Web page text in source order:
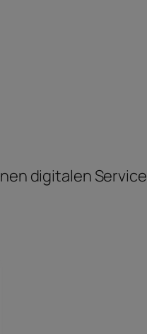
digitalen